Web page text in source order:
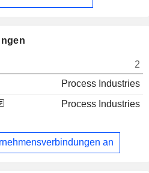
2
Process Industries
Process Industries
an